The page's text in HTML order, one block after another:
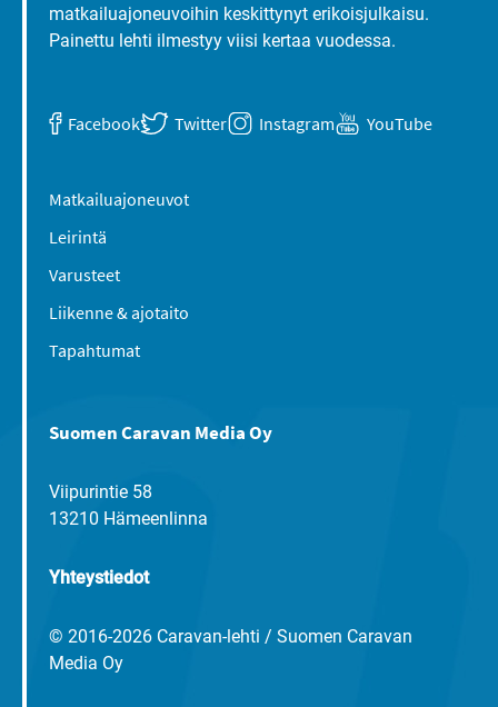
matkailuajoneuvoihin keskittynyt erikoisjulkaisu.
Painettu lehti ilmestyy viisi kertaa vuodessa.
Facebook Twitter Instagram YouTube
Matkailuajoneuvot
Leirintä
Varusteet
Liikenne & ajotaito
Tapahtumat
Suomen Caravan Media Oy
Viipurintie 58
13210 Hämeenlinna
Yhteystiedot
© 2016-2026 Caravan-lehti / Suomen Caravan
Media Oy